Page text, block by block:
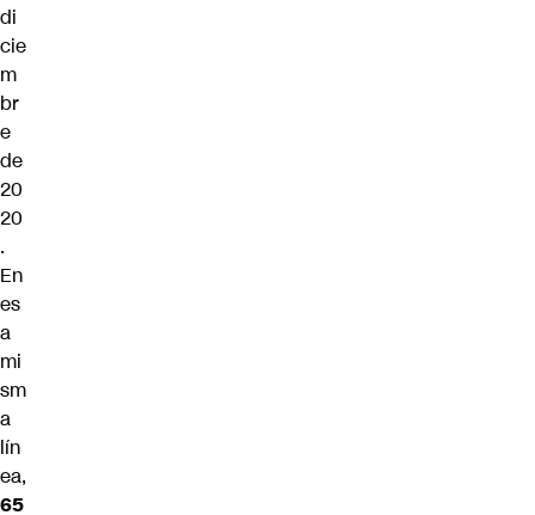
di
cie
m
br
e
de
20
20
.
En
es
a
mi
sm
a
lín
ea,
65